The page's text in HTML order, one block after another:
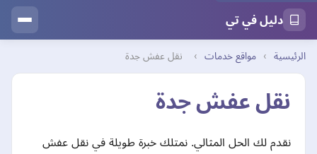
دليل في تي
الرئيسية › مواقع خدمات › نقل عفش جدة
نقل عفش جدة
نقدم لك الحل المثالي. نمتلك خبرة طويلة في نقل عفش